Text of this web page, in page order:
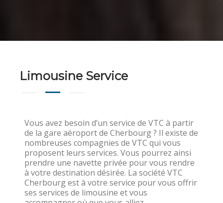
Limousine Service
Vous avez besoin d’un service de VTC à partir
de la gare aéroport de Cherbourg ? Il existe de
nombreuses compagnies de VTC qui vous
proposent leurs services. Vous pourrez ainsi
prendre une navette privée pour vous rendre
à votre destination désirée. La société VTC
Cherbourg est à votre service pour vous offrir
ses services de limousine et vous